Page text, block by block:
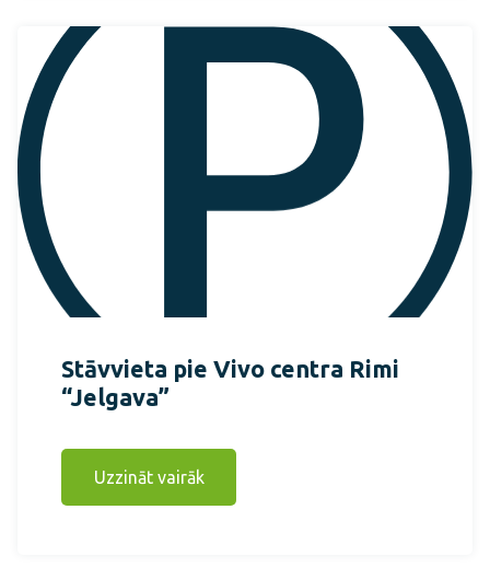
Stāvvieta pie Vivo centra Rimi
“Jelgava”
Uzzināt vairāk